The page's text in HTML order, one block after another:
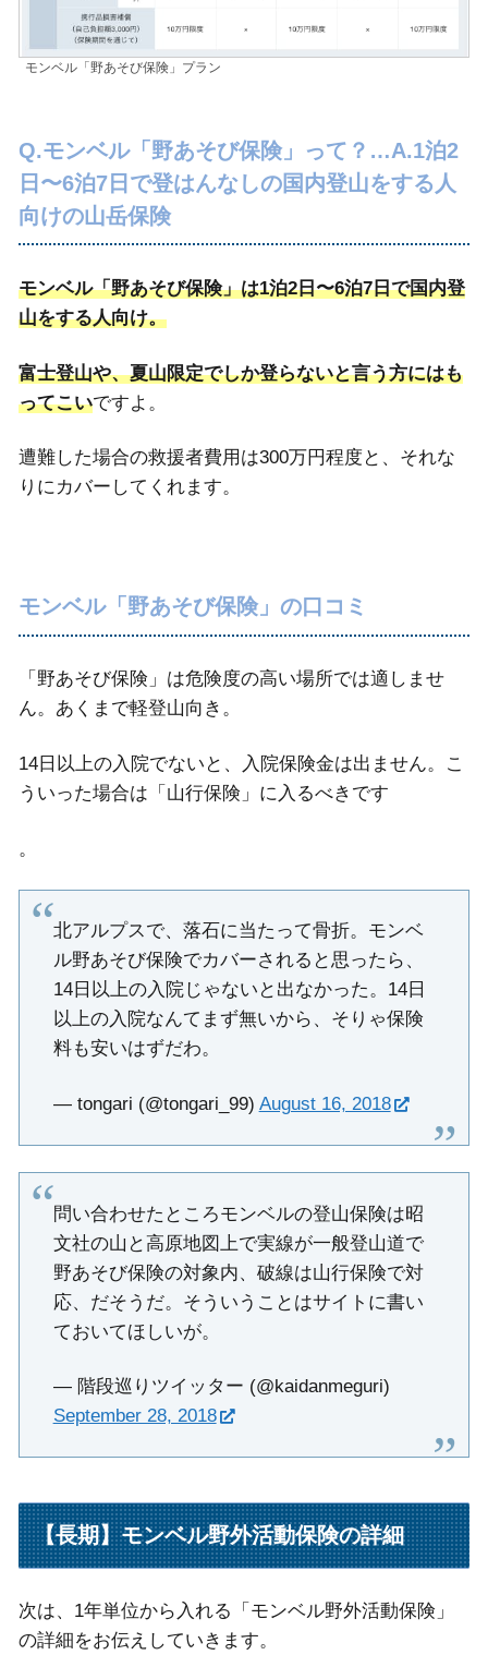
モンベル「野あそび保険」プラン
Q.モンベル「野あそび保険」って？…A.1泊2
日〜6泊7日で登はんなしの国内登山をする人
向けの山岳保険
モンベル「野あそび保険」は1泊2日〜6泊7日で国内登
山をする人向け。
富士登山や、夏山限定でしか登らないと言う方にはも
ってこいですよ。
遭難した場合の救援者費用は300万円程度と、それな
りにカバーしてくれます。
モンベル「野あそび保険」の口コミ
「野あそび保険」は危険度の高い場所では適しませ
ん。あくまで軽登山向き。
14日以上の入院でないと、入院保険金は出ません。こ
ういった場合は「山行保険」に入るべきです
。
北アルプスで、落石に当たって骨折。モンベ
ル野あそび保険でカバーされると思ったら、
14日以上の入院じゃないと出なかった。14日
以上の入院なんてまず無いから、そりゃ保険
料も安いはずだわ。
— tongari (@tongari_99) August 16, 2018
問い合わせたところモンベルの登山保険は昭
文社の山と高原地図上で実線が一般登山道で
野あそび保険の対象内、破線は山行保険で対
応、だそうだ。そういうことはサイトに書い
ておいてほしいが。
— 階段巡りツイッター (@kaidanmeguri)
September 28, 2018
【長期】モンベル野外活動保険の詳細
次は、1年単位から入れる「モンベル野外活動保険」
の詳細をお伝えしていきます。